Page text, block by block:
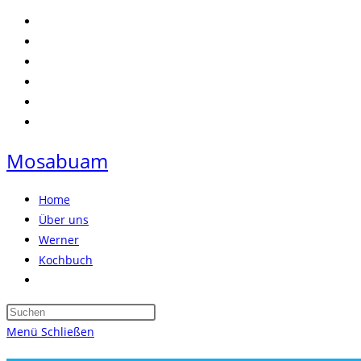
Zum
Inhalt
springen
Mosabuam
Home
Über uns
Werner
Kochbuch
umschalten
Press
Menü Schließen